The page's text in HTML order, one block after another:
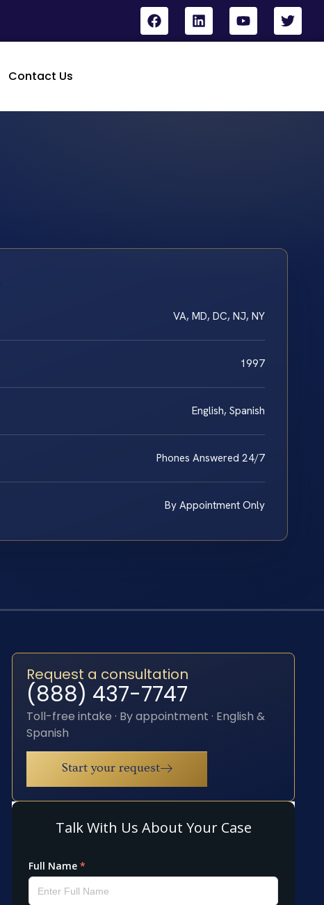
Contact Us
VA, MD, DC, NJ, NY
1997
English, Spanish
Phones Answered 24/7
By Appointment Only
Request a consultation
(888) 437-7747
Toll-free intake · By appointment · English &
Spanish
Start your request